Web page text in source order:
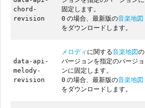
chord-
revision
固定します。
0 の場合、最新版の音楽地図
をダウンロードします。
data-api-
melody-
revision
メロディに関する音楽地図の
バージョンを指定のバージョ
ンに固定します。
0 の場合、最新版の音楽地図
をダウンロードします。